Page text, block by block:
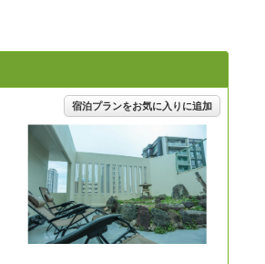
宿泊プランをお気に入りに追加